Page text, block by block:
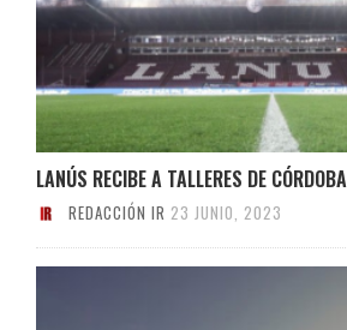
LANÚS RECIBE A TALLERES DE CÓRDOBA
REDACCIÓN IR 23 JUNIO, 2023